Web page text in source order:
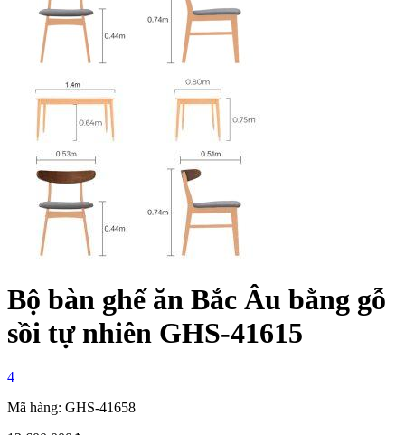
Bộ bàn ghế ăn Bắc Âu bằng gỗ
sồi tự nhiên GHS-41615
4
Mã hàng: GHS-41658